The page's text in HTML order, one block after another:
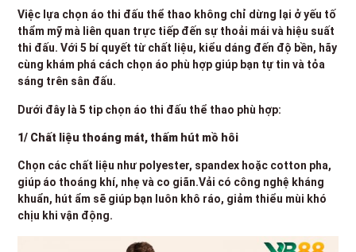
Việc lựa chọn áo thi đấu thể thao không chỉ dừng lại ở yếu tố
thẩm mỹ mà liên quan trực tiếp đến sự thoải mái và hiệu suất
thi đấu. Với 5 bí quyết từ chất liệu, kiểu dáng đến độ bền, hãy
cùng khám phá cách chọn áo phù hợp giúp bạn tự tin và tỏa
sáng trên sân đấu.
Dưới đây là 5 tip chọn áo thi đấu thể thao phù hợp:
1/ Chất liệu thoáng mát, thấm hút mồ hôi
Chọn các chất liệu như polyester, spandex hoặc cotton pha,
giúp áo thoáng khí, nhẹ và co giãn.Vải có công nghệ kháng
khuẩn, hút ẩm sẽ giúp bạn luôn khô ráo, giảm thiểu mùi khó
chịu khi vận động.